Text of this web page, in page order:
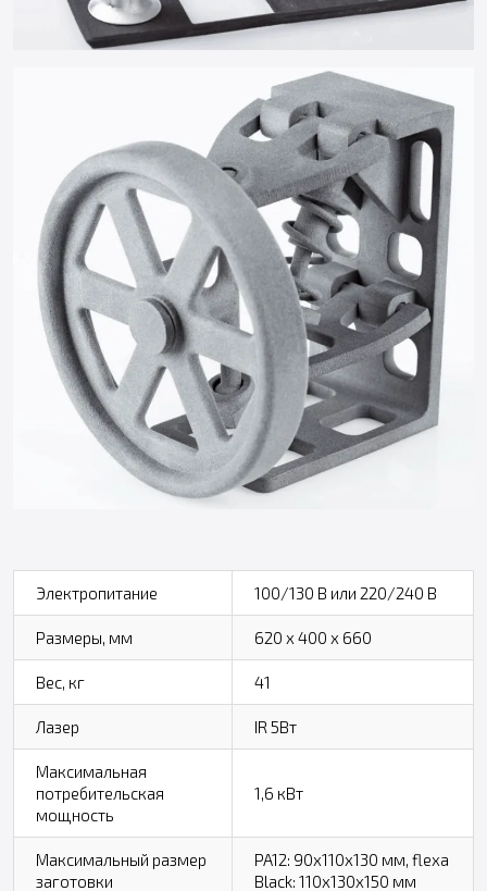
Электропитание 100/130 В или 220/240 В
Размеры, мм 620 х 400 х 660
Вес, кг 41
Лазер IR 5Вт
Максимальная
потребительская
мощность
1,6 кВт
Максимальный размер
заготовки
PA12: 90х110х130 мм, flexa
Black: 110х130х150 мм